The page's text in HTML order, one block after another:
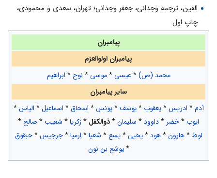
الفین، ترجمه وجدانى، جعفر وجدانى؛ تهران، سعدى و محمودى،
چاپ اول.
پیامبران
پیامبران اولوالعزم
محمد (ص)* عیسی*موسی* نوح* ابراهیم
سایر پیامبران
آدم* ادریس*یعقوب *یوسف*یونس* اسحاق* اسماعیل* الیاس*
ایوب *خضر *داوود* سلیمان*ذوالکفل * زکریا* شعیب* صالح *
لوط *هارون*هود*یحیی*یسع* شعیا*اِرميا*جرجیس*حبقوق
*يوشع بن نون